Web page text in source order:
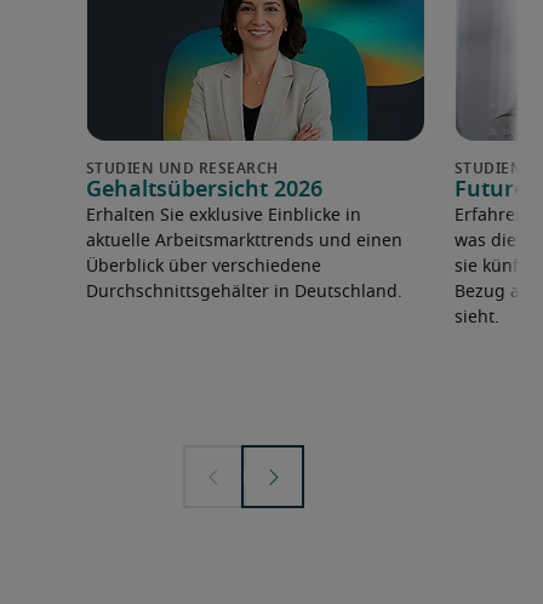
Gehaltsübersicht 2026
Erhalten Sie exklusive Einblicke in
aktuelle Arbeitsmarkttrends und einen
Überblick über verschiedene
Durchschnittsgehälter in Deutschland.
Future
Erfahren
was die
sie
Bezug
sieht.